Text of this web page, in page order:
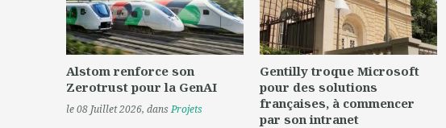
Alstom renforce son
Zerotrust pour la GenAI
le 08 Juillet 2026, dansProjets
Gentilly troque Microsoft
pour des solutions
françaises, à commencer
par son intranet